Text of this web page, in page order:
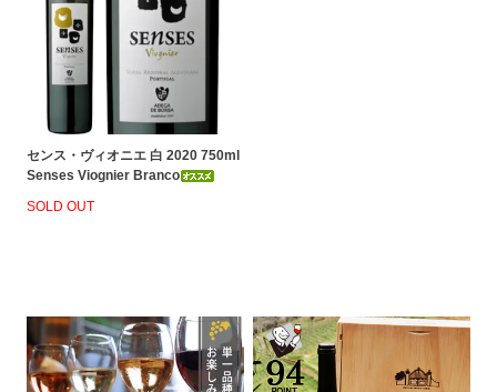
センス・ヴィオニエ 白 2020 750ml
Senses Viognier Branco
SOLD OUT